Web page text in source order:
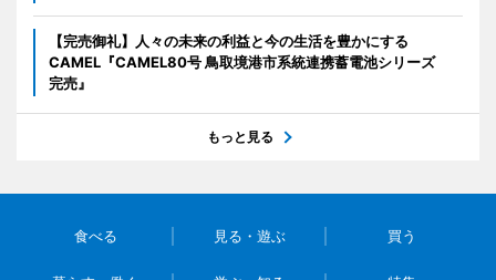
【完売御礼】人々の未来の利益と今の生活を豊かにする
CAMEL『CAMEL80号 鳥取境港市系統連携蓄電池シリーズ
完売』
もっと見る
食べる 見る・遊ぶ 買う